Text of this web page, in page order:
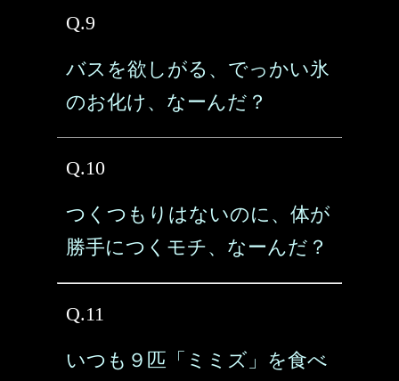
Q.9
バスを欲しがる、でっかい氷
のお化け、なーんだ？
Q.10
つくつもりはないのに、体が
勝手につくモチ、なーんだ？
Q.11
いつも９匹「ミミズ」を食べ